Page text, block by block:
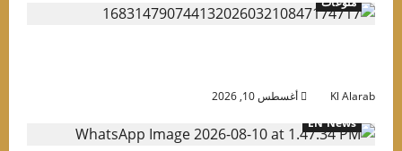
Kl Alarab
أغسطس 10, 2026
EN News